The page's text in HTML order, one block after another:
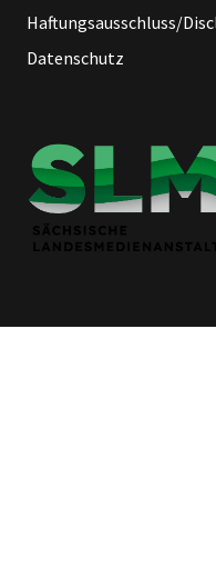
Haftungsausschluss/
Datenschutz